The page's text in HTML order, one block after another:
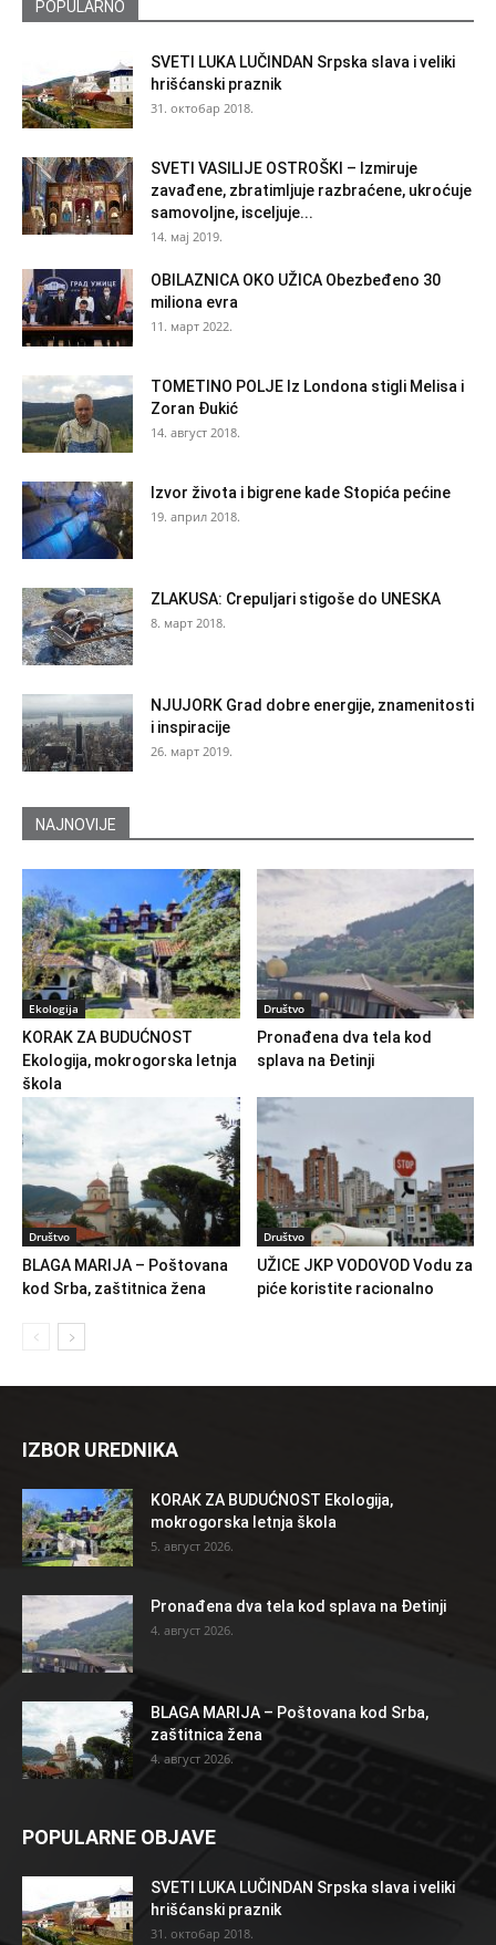
POPULARNO
SVETI LUKA LUČINDAN Srpska slava i veliki
hrišćanski praznik
31. октобар 2018.
SVETI VASILIJE OSTROŠKI – Izmiruje
zavađene, zbratimljuje razbraćene, ukroćuje
samovoljne, isceljuje...
14. мај 2019.
OBILAZNICA OKO UŽICA Obezbeđeno 30
miliona evra
11. март 2022.
TOMETINO POLJE Iz Londona stigli Melisa i
Zoran Đukić
14. август 2018.
Izvor života i bigrene kade Stopića pećine
19. април 2018.
ZLAKUSA: Crepuljari stigoše do UNESKA
8. март 2018.
NJUJORK Grad dobre energije, znamenitosti
i inspiracije
26. март 2019.
NAJNOVIJE
Ekologija
KORAK ZA BUDUĆNOST
Ekologija, mokrogorska letnja
škola
Društvo
Pronađena dva tela kod
splava na Đetinji
Društvo
BLAGA MARIJA – Poštovana
kod Srba, zaštitnica žena
Društvo
UŽICE JKP VODOVOD Vodu za
piće koristite racionalno
IZBOR UREDNIKA
KORAK ZA BUDUĆNOST Ekologija,
mokrogorska letnja škola
5. август 2026.
Pronađena dva tela kod splava na Đetinji
4. август 2026.
BLAGA MARIJA – Poštovana kod Srba,
zaštitnica žena
4. август 2026.
POPULARNE OBJAVE
SVETI LUKA LUČINDAN Srpska slava i veliki
hrišćanski praznik
31. октобар 2018.